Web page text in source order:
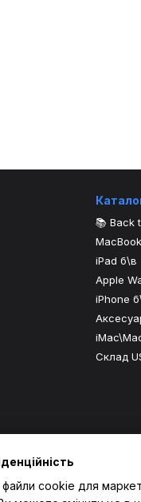
📚 Back
iPad б\в
Apple
iPhone
Склад
cookie для